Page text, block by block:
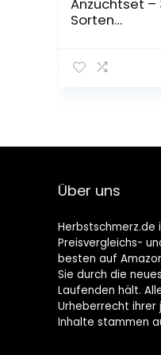
Anzuchtset –
Sorten
mit Krallen – 6
Garten –
Geschenkset
Über uns
Preisvergleichs-
besten auf
Sie durch die
Laufenden hält.
Urheberrecht ihrer
Inhalte stammen